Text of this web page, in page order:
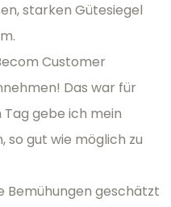
starken Gütesiegel
Customer
Das war für
gebe ich mein
so gut wie möglich zu
Bemühungen geschätzt